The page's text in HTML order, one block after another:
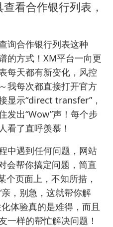
看合作银行列表，
询合作银行列表这种
的方式！XM平台一向更
每天都有新变化，风控
我每次都直接打开官方
显示“direct transfer”，
发出“Wow”声！每个步
看了直呼羡慕！
中遇到任何问题，网站
会帮你搞定问题，简直
页面上，不知所措，
，别急，这就帮你解
体验真的是难得，而且
一样的帮忙解决问题！